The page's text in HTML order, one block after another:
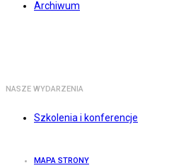
Archiwum
NASZE WYDARZENIA
Szkolenia i konferencje
MAPA STRONY